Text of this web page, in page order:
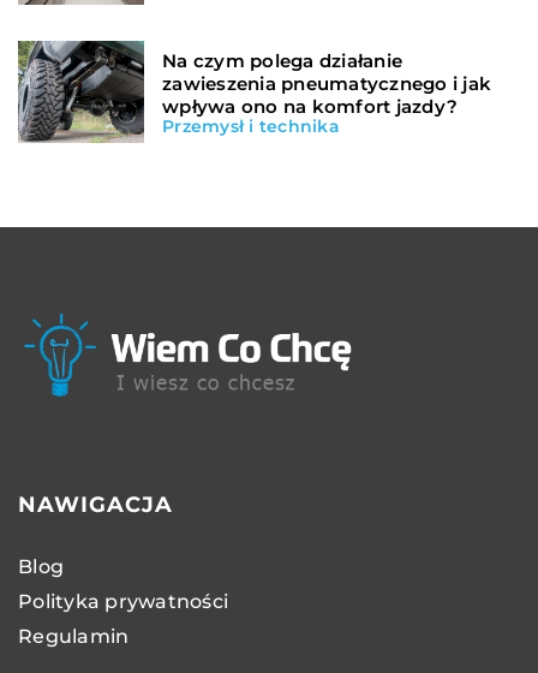
Na czym polega działanie
zawieszenia pneumatycznego i jak
wpływa ono na komfort jazdy?
Przemysł i technika
NAWIGACJA
Blog
Polityka prywatności
Regulamin